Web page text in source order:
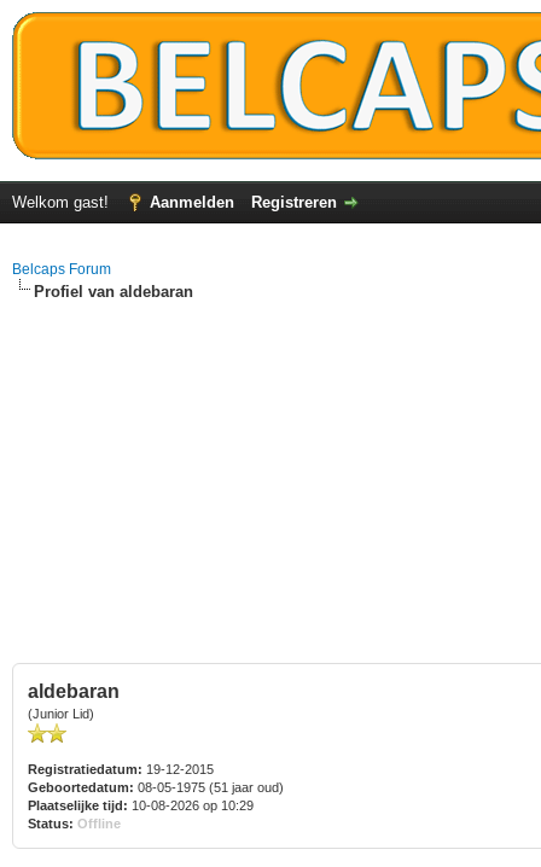
Welkom gast! Aanmelden Registreren
Belcaps Forum
Profiel van aldebaran
aldebaran
(Junior Lid)
Registratiedatum: 19-12-2015
Geboortedatum: 08-05-1975 (51 jaar oud)
Plaatselijke tijd: 10-08-2026 op 10:29
Status: Offline